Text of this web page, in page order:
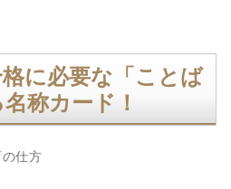
に必要な「ことば
称カード！
仕方